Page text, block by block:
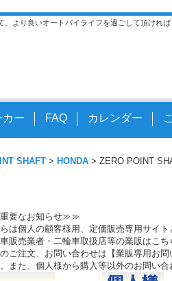
より良いオートバイライフを過ごして頂けれ
カー FAQ カレンダー
SHAFT > HONDA > ZERO POINT
要なお知らせ≫≫
は個人の顧客様用、定価販売専用サイト
販売業者・二輪車取扱店等の業販はこち
ご注文、お問い合わせは【業販専用お
また、個人様から購入等以外のお問い